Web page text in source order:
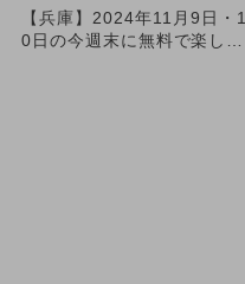
【兵庫】2024年11月9日・1
0日の今週末に無料で楽しめ